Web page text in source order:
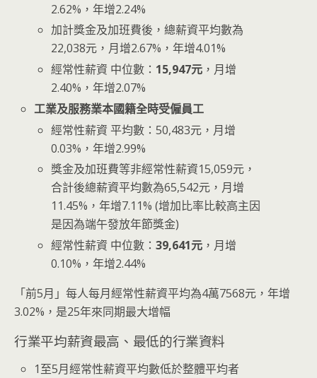
2.62%，年增2.24%
加計獎金及加班費後，總薪資平均數為
22,038元，月增2.67%，年增4.01%
經常性薪資 中位數： 15,947元 ，月增
2.40%，年增2.07%
工業及服務業本國籍全時受僱員工
經常性薪資 平均數：50,483元，月增
0.03%，年增2.99%
獎金及加班費等非經常性薪資15,059元，
合計後總薪資平均數為65,542元，月增
11.45%，年增7.11% (增加比率比較高主因
是因為端午發放年節獎金)
經常性薪資 中位數：39,641元 ，月增
0.10%，年增2.44%
「前5月」每人每月經常性薪資平均為4萬7568元，年增
3.02%，是25年來同期最大增幅
行業平均薪資最高、最低的行業資料
1至5月經常性薪資平均數低於整體平均者